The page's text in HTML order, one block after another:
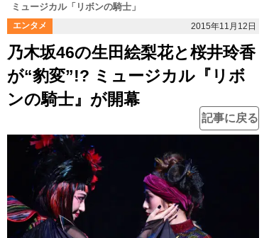
ミュージカル「リボンの騎士」
エンタメ 2015年11月12日
乃木坂46の生田絵梨花と桜井玲香
が“豹変”!? ミュージカル『リボ
ンの騎士』が開幕
記事に戻る